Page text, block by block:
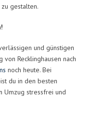
gestalten.
und günstigen
Recklinghausen nach
noch heute. Bei
du in den besten
Umzug stressfrei und